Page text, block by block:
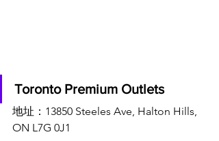
Toronto Premium Outlets
地址：13850 Steeles Ave, Halton Hills,
ON L7G 0J1